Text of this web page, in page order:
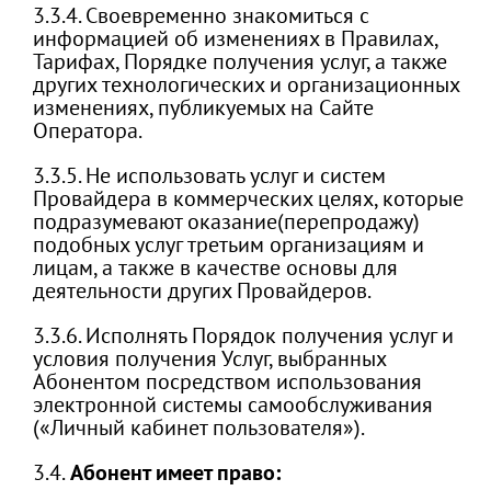
3.3.4. Своевременно знакомиться с
информацией об изменениях в Правилах,
Тарифах, Порядке получения услуг, а также
других технологических и организационных
изменениях, публикуемых на Сайте
Оператора.
3.3.5. Не использовать услуг и систем
Провайдера в коммерческих целях, которые
подразумевают оказание(перепродажу)
подобных услуг третьим организациям и
лицам, а также в качестве основы для
деятельности других Провайдеров.
3.3.6. Исполнять Порядок получения услуг и
условия получения Услуг, выбранных
Абонентом посредством использования
электронной системы самообслуживания
(«Личный кабинет пользователя»).
3.4.Абонент имеет право: